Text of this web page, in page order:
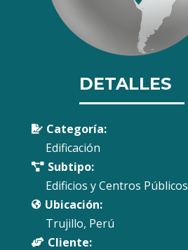
DETALLES
 Categoría:
Edificación
 Subtipo:
Edificios y Centros Públicos
 Ubicación:
Trujillo, Perú
 Cliente: